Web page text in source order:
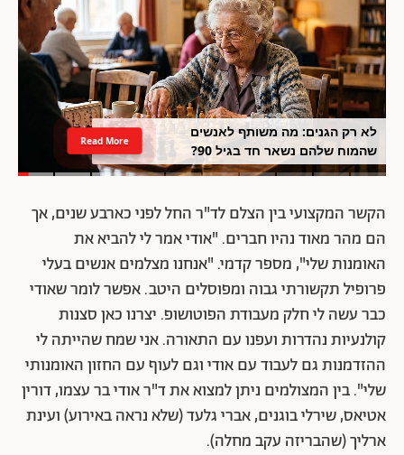
לא רק הגנים: מה משותף לאנשים
שהמוח שלהם נשאר חד בגיל 90?
Read More
הקשר המקצועי בין הצלם לד"ר החל לפני כארבע שנים, אך
הם מהר מאוד נהיו חברים. "אודי אמר לי להביא את
האומנות שלי", מספר קדמי. "אנחנו מצלמים אנשים בעלי
פרופיל תקשורתי גבוה ומפוסלים היטב. אפשר לומר שאודי
כבר עשה לי חלק מעבודת הפוטושופ. יצרנו כאן סצנות
קולנעיות נהדרות ועפנו עם התאורה. אני שמח שהייתה לי
ההזדמנות גם לעבוד עם אודי וגם לעוף עם החזון האומנותי
שלי". בין המצולמים ניתן למצוא את ד"ר אודי בר עצמו, דורין
אטיאס, שירלי בוגנים, אברי גלעד (שלא נראה באירוע) ועינת
ארליך (שהבריזה עקב מחלה).